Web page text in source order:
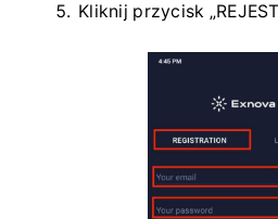
Kliknij przycisk